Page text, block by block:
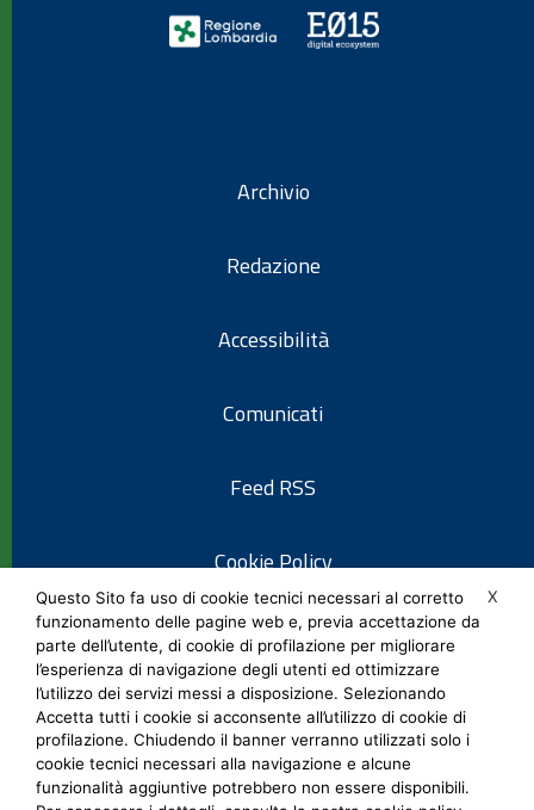
Archivio
Redazione
Accessibilità
Comunicati
Feed RSS
Cookie Policy
Informativa privacy
Note legali
Social Media Policy
X
Questo Sito fa uso di cookie tecnici necessari al corretto
funzionamento delle pagine web e, previa accettazione da
parte dell’utente, di cookie di profilazione per migliorare
l’esperienza di navigazione degli utenti ed ottimizzare
l’utilizzo dei servizi messi a disposizione. Selezionando
Accetta tutti i cookie si acconsente all’utilizzo di cookie di
profilazione. Chiudendo il banner verranno utilizzati solo i
cookie tecnici necessari alla navigazione e alcune
funzionalità aggiuntive potrebbero non essere disponibili.